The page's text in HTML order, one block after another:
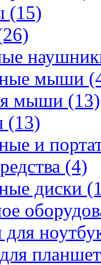
(15)
мыши
мыши (13)
(13)
и
(4)
диски
для